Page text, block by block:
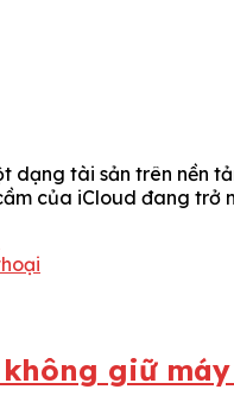
dạng tài sản trên nền
của iCloud đang trở
không giữ